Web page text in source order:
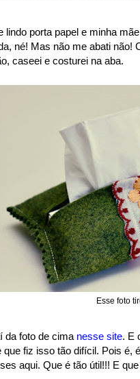
lindo porta papel e minha
né! Mas não me abati não!
caseei e costurei na aba.
Esse foto
da foto de cima nesse site. E
que fiz isso tão difícil. Pois
aqui. Que é tão útil!!! E